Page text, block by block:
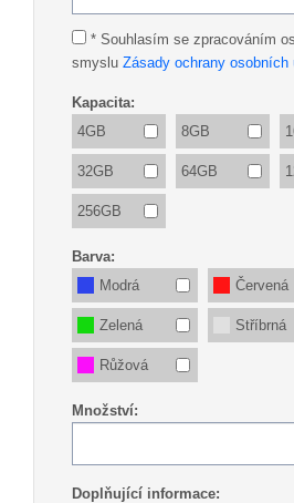
* Souhlasím se zpracováním
smyslu Zásady ochrany osobních
Kapacita:
4GB
8GB
32GB 64GB
256GB
Barva:
Modrá
Červená
Zelená Stříbrná
Růžová
Množství:
Doplňující informace: